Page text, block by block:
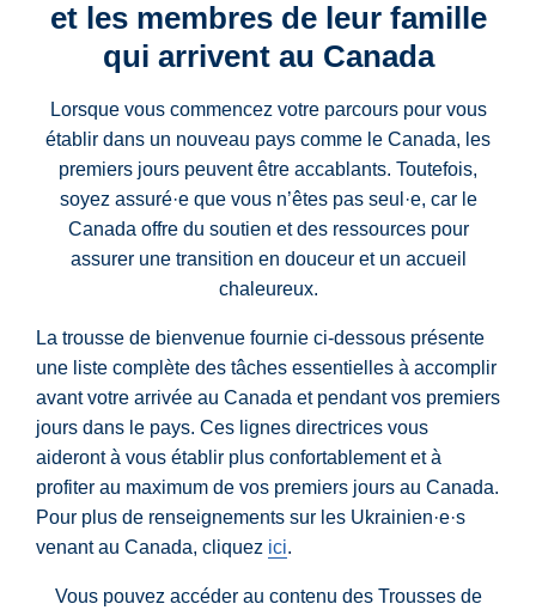
et les membres de leur famille
qui arrivent au Canada
Lorsque vous commencez votre parcours pour vous
établir dans un nouveau pays comme le Canada, les
premiers jours peuvent être accablants. Toutefois,
soyez assuré·e que vous n’êtes pas seul·e, car le
Canada offre du soutien et des ressources pour
assurer une transition en douceur et un accueil
chaleureux.
La trousse de bienvenue fournie ci-dessous présente
une liste complète des tâches essentielles à accomplir
avant votre arrivée au Canada et pendant vos premiers
jours dans le pays. Ces lignes directrices vous
aideront à vous établir plus confortablement et à
profiter au maximum de vos premiers jours au Canada.
Pour plus de renseignements sur les Ukrainien·e·s
venant au Canada, cliquez ici.
Vous pouvez accéder au contenu des Trousses de